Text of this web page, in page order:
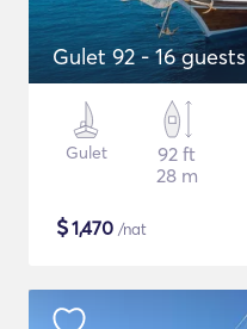
Gulet 92 - 16 guests
Gulet
92 ft
28 m
$1,470 /nat